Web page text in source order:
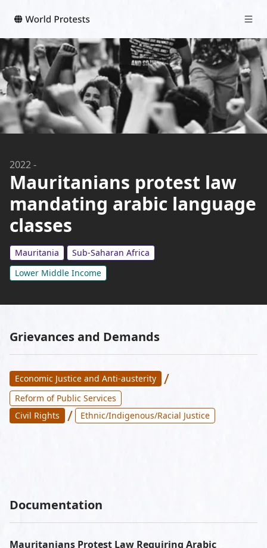
2022-
Mauritanians protest law
mandating arabic language
classes
Mauritania
Sub-Saharan Africa
Lower Middle Income
Grievances and Demands
Economic Justice and Anti-austerity /
Reform of Public Services
Civil Rights
/ Ethnic/Indigenous/Racial Justice
Documentation
Mauritanians Protest Law Requiring Arabic